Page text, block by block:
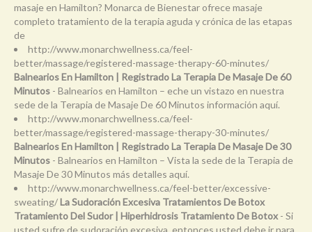
masaje en Hamilton? Monarca de Bienestar ofrece masaje
completo tratamiento de la terapia aguda y crónica de las etapas
de
http://www.monarchwellness.ca/feel-
better/massage/registered-massage-therapy-60-minutes/
Balnearios En Hamilton | Registrado La Terapia De Masaje De 60
Minutos - Balnearios en Hamilton – eche un vistazo en nuestra
sede de la Terapia de Masaje De 60 Minutos información aquí.
http://www.monarchwellness.ca/feel-
better/massage/registered-massage-therapy-30-minutes/
Balnearios En Hamilton | Registrado La Terapia De Masaje De 30
Minutos - Balnearios en Hamilton – Vista la sede de la Terapia de
Masaje De 30 Minutos más detalles aquí.
http://www.monarchwellness.ca/feel-better/excessive-
sweating/La Sudoración Excesiva Tratamientos De Botox
Tratamiento Del Sudor | Hiperhidrosis Tratamiento De Botox- Si
usted sufre de sudoración excesiva, entonces usted debe ir para